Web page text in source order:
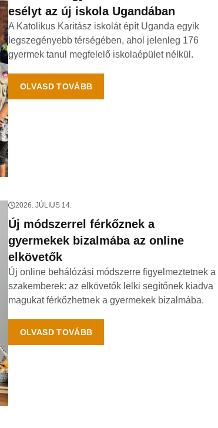
esélyt az új iskola Ugandában
A Katolikus Karitász iskolát épít Uganda egyik
legszegényebb térségében, ahol jelenleg 176
gyermek tanul megfelelő iskolaépület nélkül.
OLVASD TOVÁBB
2026. JÚLIUS 14.
Új módszerrel férkőznek a
gyermekek bizalmába az online
elkövetők
Új online behálózási módszerre figyelmeztetnek a
szakemberek: az elkövetők lelki segítőnek kiadva
magukat férkőzhetnek a gyermekek bizalmába.
OLVASD TOVÁBB